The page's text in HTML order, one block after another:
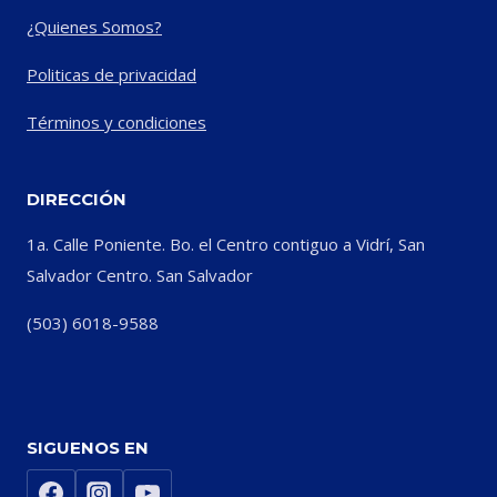
¿Quienes Somos?
Politicas de privacidad
Términos y condiciones
DIRECCIÓN
1a. Calle Poniente. Bo. el Centro contiguo a Vidrí, San
Salvador Centro. San Salvador
(503) 6018-9588
SIGUENOS EN